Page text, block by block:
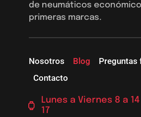
de neumáticos
primeras marcas.
Nosotros Blog
Preguntas
Contacto
Lunes a Viernes 8 a 14
17